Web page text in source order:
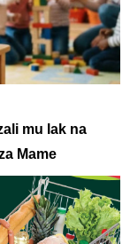
mu lak na
Mame